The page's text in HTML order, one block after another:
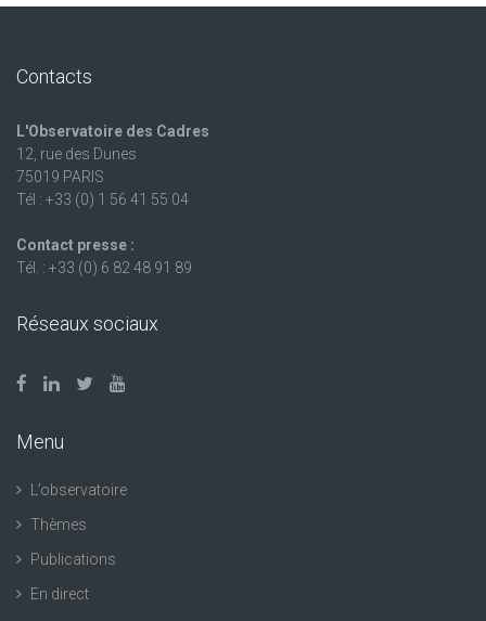
Contacts
L'Observatoire des Cadres
12, rue des Dunes
75019 PARIS
Tél : +33 (0) 1 56 41 55 04
Contact presse :
Tél. : +33 (0) 6 82 48 91 89
Réseaux sociaux
Menu
L’observatoire
Thèmes
Publications
En direct